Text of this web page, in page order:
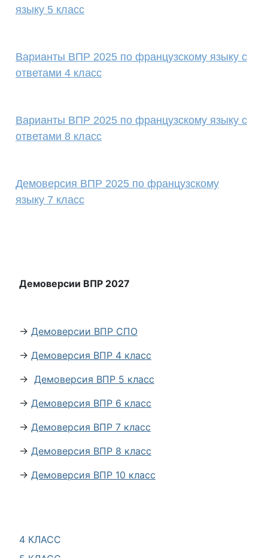
4 КЛАСС
языку 5 класс
Варианты ВПР 2025 по французскому языку с
ответами 4 класс
Варианты ВПР 2025 по французскому языку с
ответами 8 класс
Демоверсия ВПР 2025 по французскому
языку 7 класс
Демоверсии ВПР 2027
→ Демоверсии ВПР СПО
→ Демоверсия ВПР 4 класс
→ Демоверсия ВПР 5 класс
→ Демоверсия ВПР 6 класс
→ Демоверсия ВПР 7 класс
→ Демоверсия ВПР 8 класс
→ Демоверсия ВПР 10 класс